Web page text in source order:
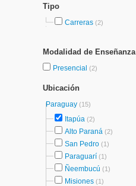
Tipo
Carreras (2)
Modalidad de Enseñanza
Presencial (2)
Ubicación
Paraguay (15)
Itapúa (2)
Alto Paraná (2)
San Pedro (1)
Paraguarí (1)
Ñeembucú (1)
Misiones (1)